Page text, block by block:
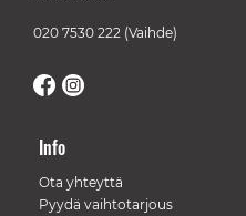
020 7530 222 (Vaihde)
Info
Ota yhteyttä
Pyydä vaihtotarjous